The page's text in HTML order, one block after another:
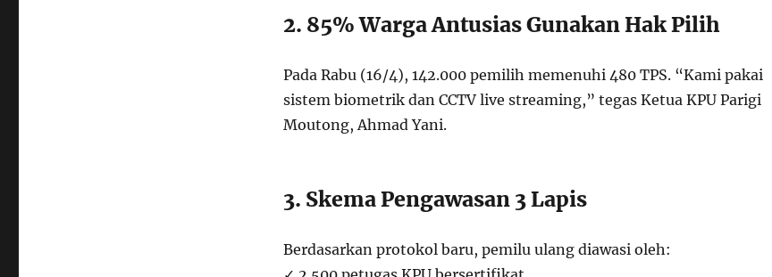
2. 85% Warga Antusias Gunakan Hak Pilih
Pada Rabu (16/4), 142.000 pemilih memenuhi 480 TPS. “Kami pakai
sistem biometrik dan CCTV live streaming,” tegas Ketua KPU Parigi
Moutong, Ahmad Yani.
3. Skema Pengawasan 3 Lapis
Berdasarkan protokol baru, pemilu ulang diawasi oleh: